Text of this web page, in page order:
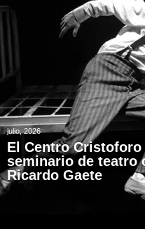
julio, 2026
El Centro
seminario de teatro
Ricardo Gaete